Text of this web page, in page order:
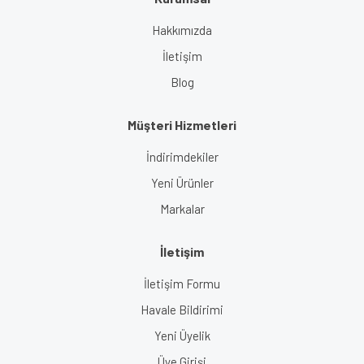
Hakkımızda
İletişim
Blog
Müşteri Hizmetleri
İndirimdekiler
Yeni Ürünler
Markalar
İletişim
İletişim Formu
Havale Bildirimi
Yeni Üyelik